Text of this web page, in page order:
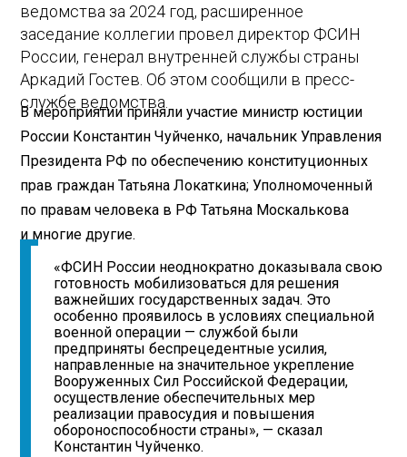
ведомства за 2024 год, расширенное
заседание коллегии провел директор ФСИН
России, генерал внутренней службы страны
Аркадий Гостев. Об этом сообщили в пресс-
службе ведомства.
В мероприятии приняли участие министр юстиции
России Константин Чуйченко, начальник Управления
Президента РФ по обеспечению конституционных
прав граждан Татьяна Локаткина; Уполномоченный
по правам человека в РФ Татьяна Москалькова
и многие другие.
«ФСИН России неоднократно доказывала свою
готовность мобилизоваться для решения
важнейших государственных задач. Это
особенно проявилось в условиях специальной
военной операции — службой были
предприняты беспрецедентные усилия,
направленные на значительное укрепление
Вооруженных Сил Российской Федерации,
осуществление обеспечительных мер
реализации правосудия и повышения
обороноспособности страны», — сказал
Константин Чуйченко.